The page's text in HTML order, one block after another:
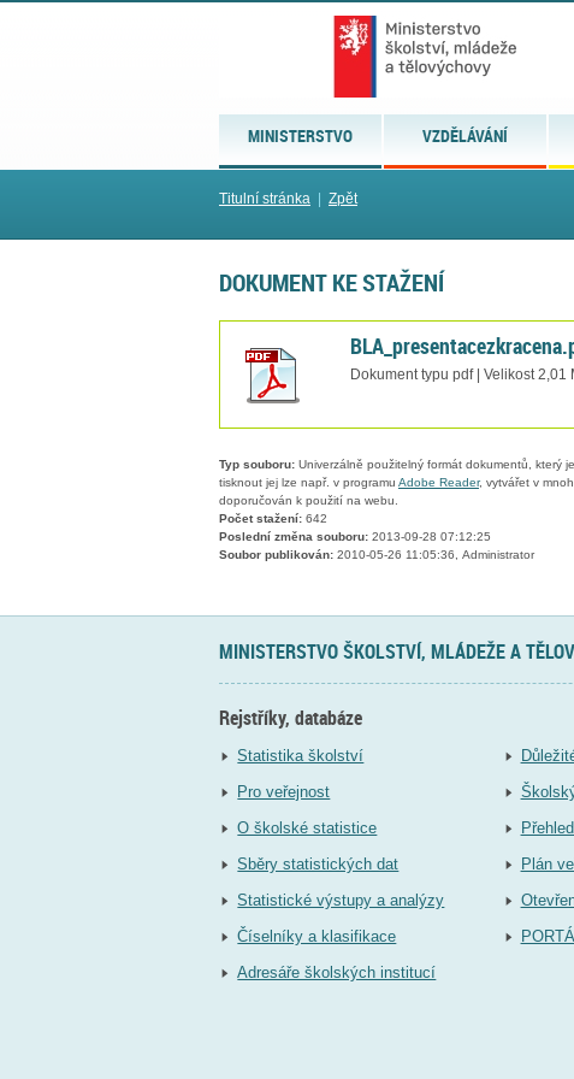
MINISTERSTVO VZDĚLÁVÁNÍ
Titulní stránka Zpět
DOKUMENT KE STAŽENÍ
Dokument typu pdf | Velikost 2,01
Typ souboru: Univerzálně použitelný formát dokumentů, který
tisknout jej lze např. v programu Adobe Reader, vytvářet v
doporučován k použití na webu.
Počet stažení: 642
Poslední změna souboru: 2013-09-28 07:12:25
Soubor publikován: 2010-05-26 11:05:36, Administrator
MINISTERSTVO ŠKOLSTVÍ, MLÁDEŽE A
Rejstříky, databáze
Statistika školství
Pro veřejnost
O školské statistice
Sběry statistických dat
Statistické výstupy a analýzy
Číselníky a klasifikace
Adresáře školských institucí
Plán